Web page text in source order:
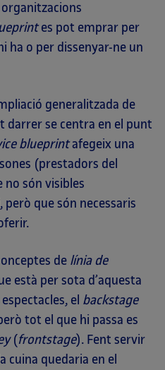
es pot emprar per
ha o per dissenyar-ne un
generalitzada de
darrer se centra en el punt
blueprintafegeix una
(prestadors del
no són visibles
que són necessaris
de línia de
està per sota d’aquesta
el backstage
tot el que hi passa es
(frontstage). Fent servir
cuina quedaria en el